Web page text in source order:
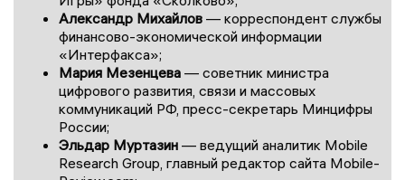
Александр Михайлов — корреспондент службы
финансово-экономической информации
«Интерфакса»;
Мария Мезенцева — советник министра
цифрового развития, связи и массовых
коммуникаций РФ, пресс-секретарь Минцифры
России;
Эльдар Муртазин — ведущий аналитик Mobile
Research Group, главный редактор сайта Mobile-